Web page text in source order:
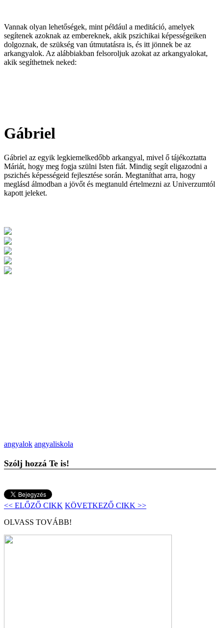
Vannak olyan lehetőségek, mint például a meditáció, amelyek
segítenek azoknak az embereknek, akik pszichikai képességeiken
dolgoznak, de szükség van útmutatásra is, és itt jönnek be az
arkangyalok. Az alábbiakban felsoroljuk azokat az arkangyalokat,
akik segíthetnek neked:
Gábriel
Gábriel az egyik legkiemelkedőbb arkangyal, mivel ő tájékoztatta
Máriát, hogy meg fogja szülni Isten fiát. Mindig segít eligazodni a
pszichés képességeid fejlesztése során. Megtaníthat arra, hogy
meglásd álmodban a jövőt és megtanuld értelmezni az Univerzumtól
kapott jeleket.
angyalok angyaliskola
Szólj hozzá Te is!
<< ELŐZŐ CIKK KÖVETKEZŐ CIKK >>
OLVASS TOVÁBB!